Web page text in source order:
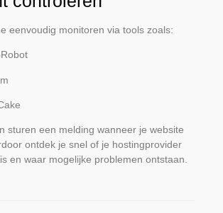
eenvoudig monitoren via tools zoals:
sturen een melding wanneer je website
ontdek je snel of je hostingprovider
en waar mogelijke problemen ontstaan.